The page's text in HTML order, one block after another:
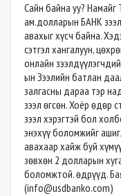
Сайн байна уу?
ам.долларын БАНК
авахыг хүсч байна.
сэтгэл хангалуун,
онлайн
ын Зээлийн батлан
залгасны дараа тэр
зээл өгсөн. Хоёр өдөр
зээл хэрэгтэй бол
энэхүү боломжийг
авахаар хайж буй
зөвхөн 2 долларын
боломжтой. өдрүүд.
(info@usdbanko.com)